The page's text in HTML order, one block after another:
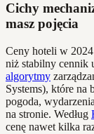
Cichy
masz pojęcia
Ceny hoteli w
niż stabilny cennik
algorytmy
Systems), które na
pogoda,
na stronie. Według
cenę nawet kilka